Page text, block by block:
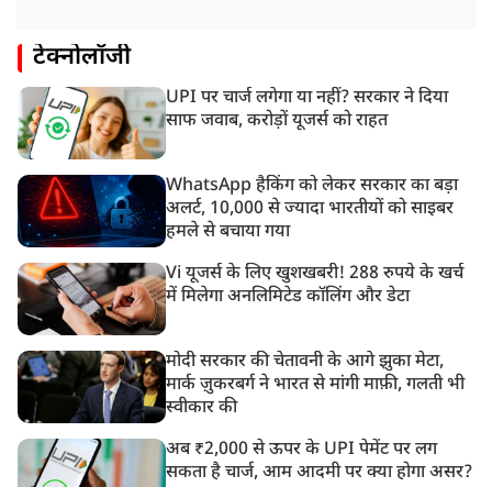
टेक्नोलॉजी
UPI पर चार्ज लगेगा या नहीं? सरकार ने दिया
साफ जवाब, करोड़ों यूजर्स को राहत
WhatsApp हैकिंग को लेकर सरकार का बड़ा
अलर्ट, 10,000 से ज्यादा भारतीयों को साइबर
हमले से बचाया गया
Vi यूजर्स के लिए खुशखबरी! 288 रुपये के खर्च
में मिलेगा अनलिमिटेड कॉलिंग और डेटा
मोदी सरकार की चेतावनी के आगे झुका मेटा,
मार्क ज़ुकरबर्ग ने भारत से मांगी माफ़ी, गलती भी
स्वीकार की
अब ₹2,000 से ऊपर के UPI पेमेंट पर लग
सकता है चार्ज, आम आदमी पर क्या होगा असर?